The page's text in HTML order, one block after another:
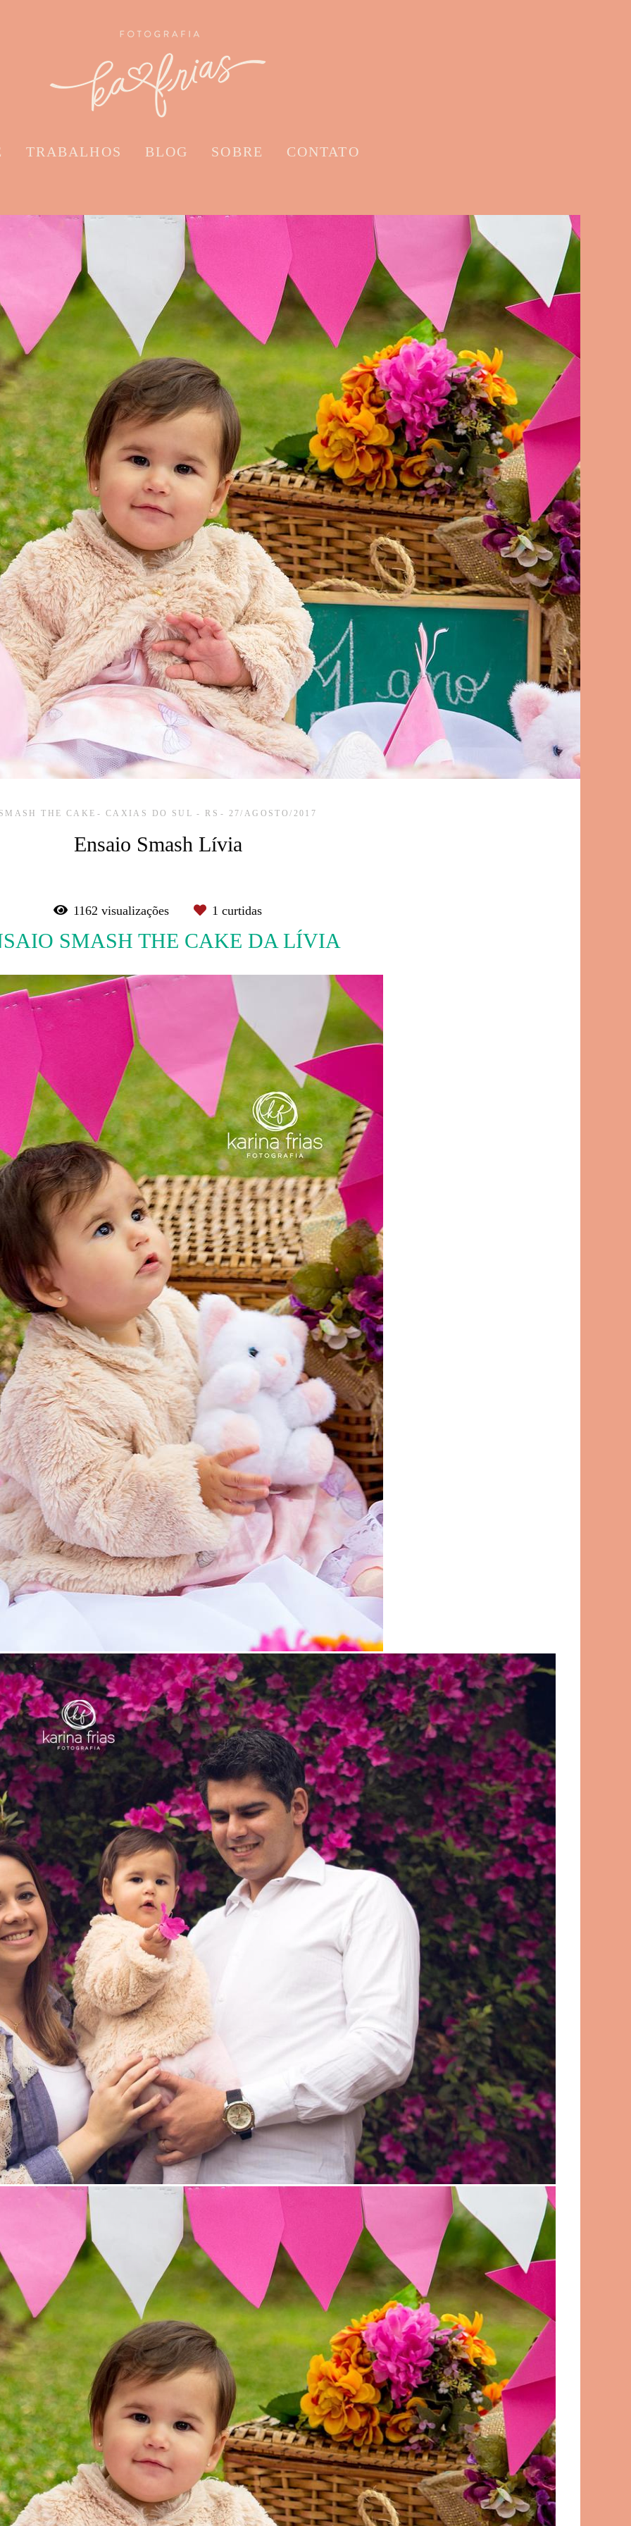
TRABALHOS BLOG SOBRE CONTATO
THE CAKE CAXIAS DO SUL - RS 27/AGOSTO/2017
Ensaio Smash Lívia
1162 visualizações 1 curtidas
SMASH THE CAKE DA LÍVIA